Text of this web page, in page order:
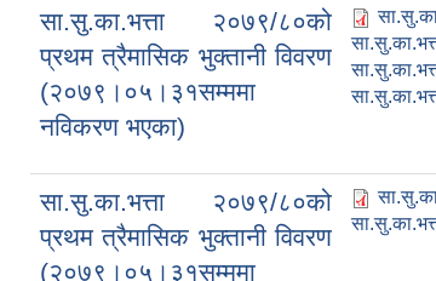
सा.सु.का.भत्ता २०७९/८०को
प्रथम त्रैमासिक भुक्तानी विवरण
(२०७९।०५।३१सम्ममा
नविकरण भएका)
सा.सु.का.भत्ता २०७९/८०को
प्रथम त्रैमासिक भुक्तानी विवरण
(२०७९।०५।३१सम्ममा